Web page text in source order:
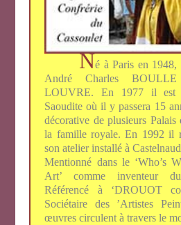
Né à Paris en
André Charles
LOUVRE. En 1977 il est
Saoudite où il y passera 15
décorative de plusieurs
la famille royale. En 1992 il
son atelier installé à
Mentionné dans le ‘Who’s
Art’ comme inventeur
Référencé à ‘DROUOT
Sociétaire des ’Artistes
œuvres circulent à travers le